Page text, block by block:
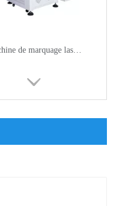
Machine de marquage laser UV pour caméra CCD